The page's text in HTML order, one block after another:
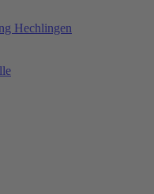
Hechlingen